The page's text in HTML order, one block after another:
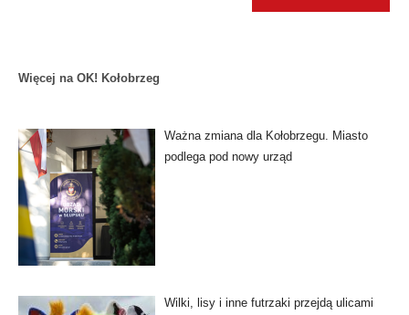
Więcej na OK! Kołobrzeg
Ważna zmiana dla Kołobrzegu. Miasto
podlega pod nowy urząd
Wilki, lisy i inne futrzaki przejdą ulicami